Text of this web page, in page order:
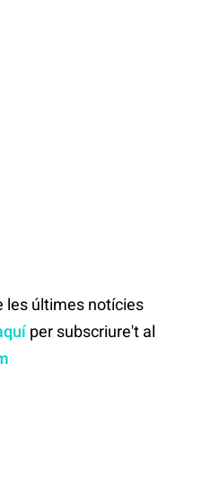
les últimes notícies
per subscriure't al